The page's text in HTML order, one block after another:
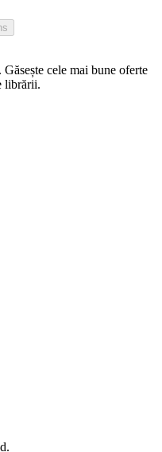
cele mai bune oferte
librării.